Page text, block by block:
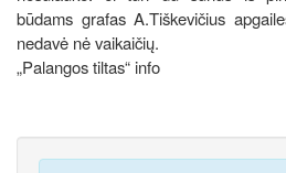
būdams grafas A.Tiškevičius
nedavė nė vaikaičių.
„Palangos tiltas“ info